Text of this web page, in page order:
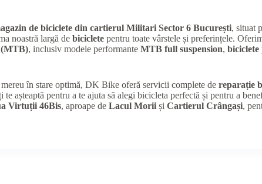
de biciclete din cartierul Militari Sector 6 București, situat
noastră largă de biciclete pentru toate vârstele și preferințele.
(MTB), inclusiv modele performante MTB full suspension, biciclete
în stare optimă, DK Bike oferă servicii complete de reparație
te așteaptă pentru a te ajuta să alegi bicicleta perfectă și pentru a
Virtuții 46Bis, aproape de Lacul Morii și Cartierul Crângași,